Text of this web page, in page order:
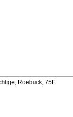
Roebuck, 75E